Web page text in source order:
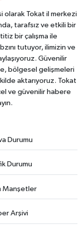
Tokat il merkezi
tarafsız ve etkili bir
bir çalışma ile
tutuyor, ilimizin ve
Güvenilir
bölgesel gelişmeleri
aktarıyoruz. Tokat
ve güvenilir habere
Durumu
Durumu
Manşetler
Arşivi